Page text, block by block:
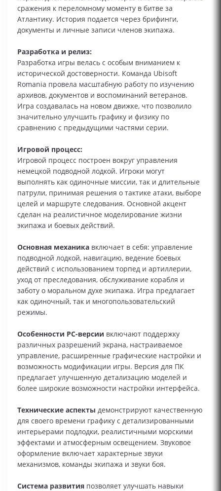
сражения к переломному моменту в битве за
Атлантику. История подается через брифинги,
документы и личные записи членов экипажа.
Разработка и релиз:
Разработка игры велась с особым вниманием к
исторической достоверности. Команда Ubisoft
Romania провела масштабную работу по изучению
архивов, документов и воспоминаний ветеранов.
Игра создавалась на новом движке, что позволило
значительно улучшить графику и физику по
сравнению с предыдущими частями серии.
Игровой процесс:
Игровой процесс построен вокруг управления
немецкой подводной лодкой. Игроки могут
выполнять как одиночные миссии, так и длительные
патрули, принимая решения о тактике атаки, выборе
целей и маршруте следования. Основной акцент
сделан на реалистичное моделирование жизни
экипажа и боевых действий.
Основная механика включает в себя: управление
подводной лодкой, навигацию, ведение боевых
действий с использованием торпед и артиллерии,
уход от преследования, обслуживание корабля и
заботу о моральном духе экипажа. Игра предлагает
как одиночный, так и многопользовательский
режимы.
Особенности PC-версии включают поддержку
различных разрешений экрана, настраиваемое
управление, расширенные графические настройки и
возможность модификации игры. Версия для ПК
предлагает улучшенную детализацию моделей и
более широкие возможности настройки интерфейса.
Технические аспекты демонстрируют качественную
для своего времени графику с детализированными
интерьерами подлодки, реалистичными морскими
эффектами и атмосферным освещением. Звуковое
оформление включает характерные звуки
механизмов, команды экипажа и звуки боя.
Система развития позволяет улучшать навыки